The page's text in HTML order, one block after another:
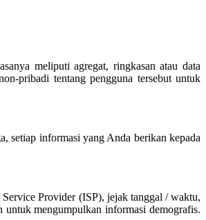
meliputi agregat, ringkasan atau data
pribadi tentang pengguna tersebut untuk
setiap informasi yang Anda berikan kepada
Provider (ISP), jejak tanggal / waktu,
mengumpulkan informasi demografis.